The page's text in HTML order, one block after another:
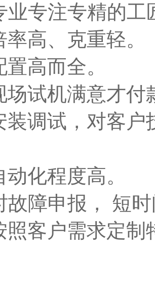
业专注专精的工
高、克重轻。
高而全。
场试机满意才付
装调试，对客
化程度高。
故障申报， 短
照客户需求定制